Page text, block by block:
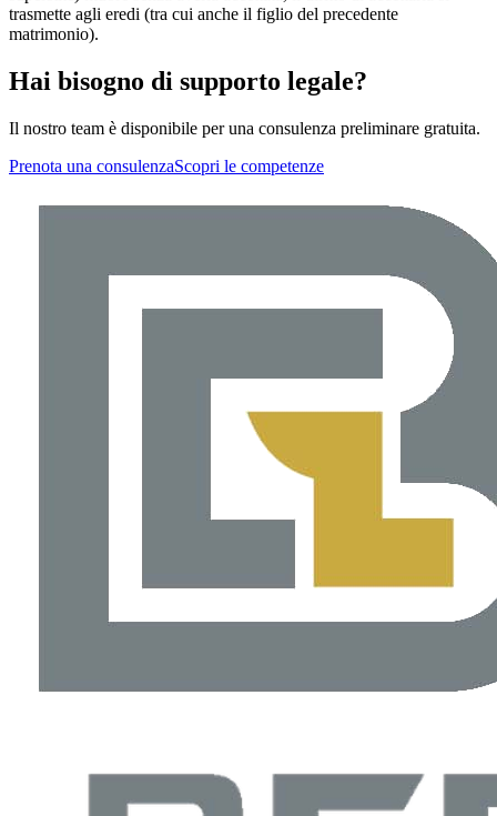
trasmette agli eredi (tra cui anche il figlio del precedente
matrimonio).
Hai bisogno di supporto legale?
Il nostro team è disponibile per una consulenza preliminare gratuita.
Prenota una consulenzaScopri le competenze